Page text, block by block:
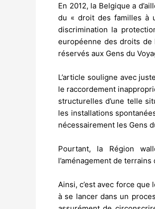
En 2012, la Belgique a
du « droit des familles à
discrimination la
européenne des droits de
réservés aux Gens du
L’article souligne avec
le raccordement
structurelles d’une telle
les installations
nécessairement les Gens
Pourtant, la Région
l’aménagement de terrains
Ainsi, c’est avec force
à se lancer dans un